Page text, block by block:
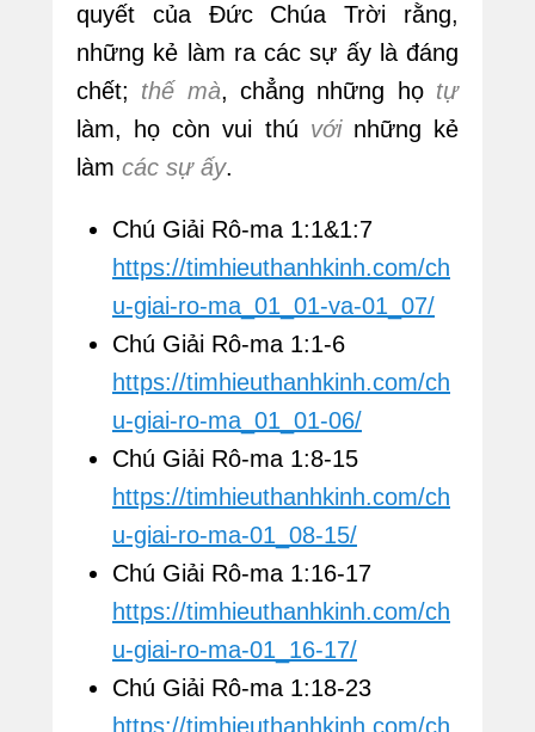
quyết của Đức Chúa Trời rằng,
những kẻ làm ra các sự ấy là đáng
chết; thế mà, chẳng những họ tự
làm, họ còn vui thú vớinhững kẻ
làm các sự ấy.
Chú Giải Rô-ma 1:1&1:7
https://timhieuthanhkinh.com/ch
u-giai-ro-ma_01_01-va-01_07/
Chú Giải Rô-ma 1:1-6
https://timhieuthanhkinh.com/ch
u-giai-ro-ma_01_01-06/
Chú Giải Rô-ma 1:8-15
https://timhieuthanhkinh.com/ch
u-giai-ro-ma-01_08-15/
Chú Giải Rô-ma 1:16-17
https://timhieuthanhkinh.com/ch
u-giai-ro-ma-01_16-17/
Chú Giải Rô-ma 1:18-23
https://timhieuthanhkinh.com/ch